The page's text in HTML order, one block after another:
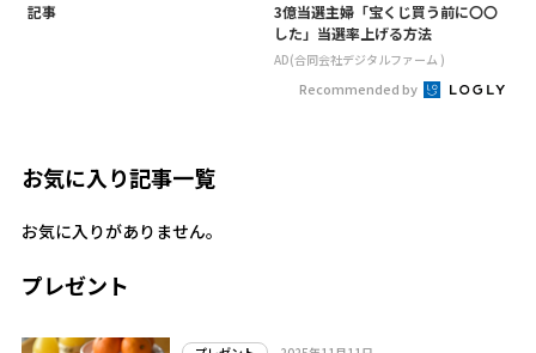
記事
3億当選主婦「宝くじ買う前に〇〇
した」当選率上げる方法
AD(合同会社デジタルファーム )
Recommended by
お気に入り記事一覧
お気に入りがありません。
プレゼント